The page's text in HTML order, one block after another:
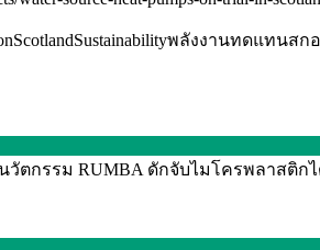
ScotlandSustainabilityพลังงานทดแทนสก
ตกรรม RUMBA ดักจับไมโครพลาสติกไ